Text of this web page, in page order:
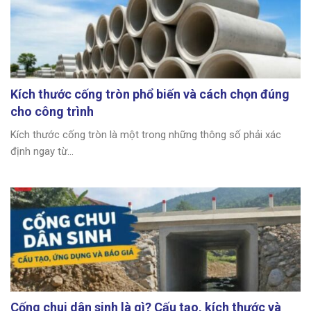
Kích thước cống tròn phổ biến và cách chọn đúng
cho công trình
Kích thước cống tròn là một trong những thông số phải xác
định ngay từ...
Cống chui dân sinh là gì? Cấu tạo, kích thước và